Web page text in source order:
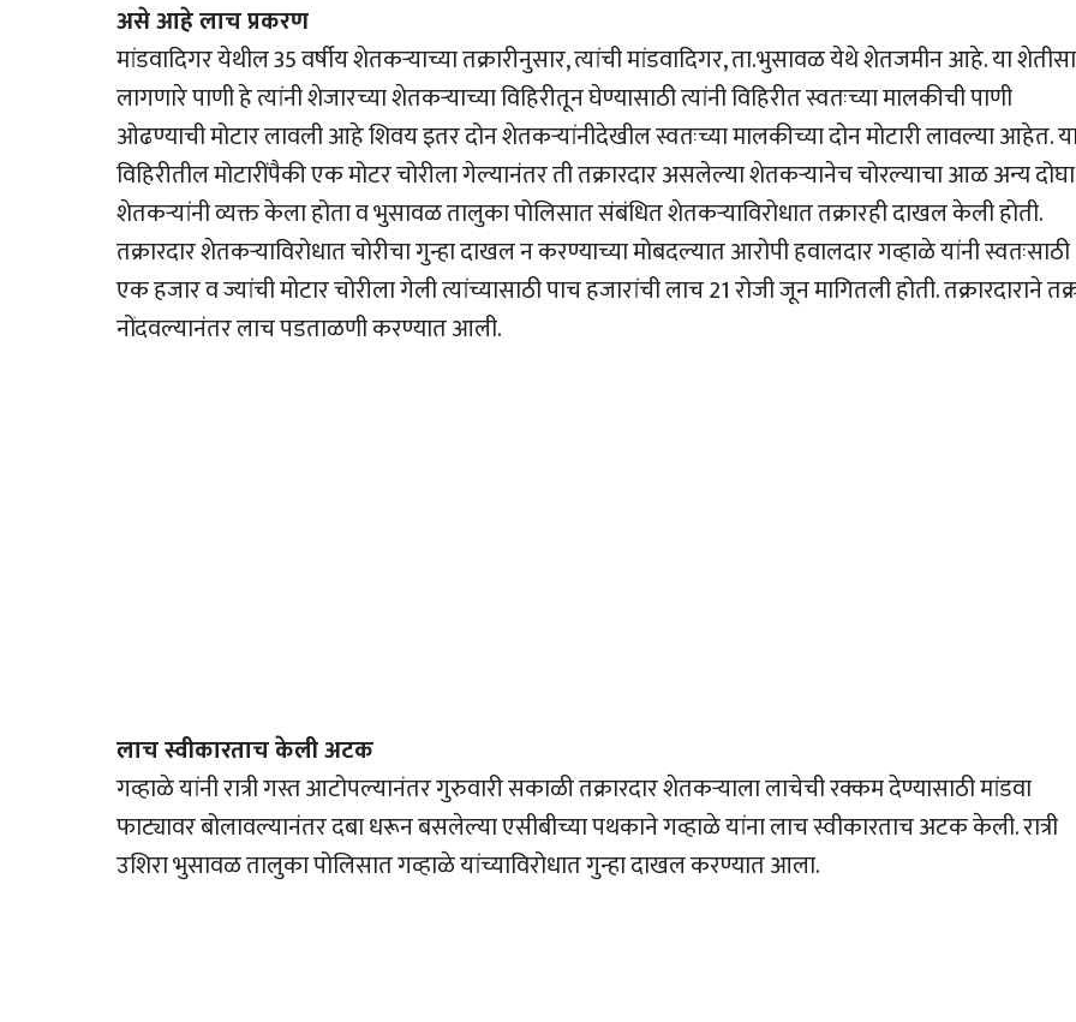
असे आहे लाच प्रकरण
मांडवादिगर येथील 35 वर्षीय शेतकर्‍याच्या तक्रारीनुसार, त्यांची मांडवादिगर, ता.भुसावळ येथे शेतजमीन आहे. या
लागणारे पाणी हे त्यांनी शेजारच्या शेतकर्‍याच्या विहिरीतून घेण्यासाठी त्यांनी विहिरीत स्वतःच्या मालकीची पाणी
ओढण्याची मोटार लावली आहे शिवय इतर दोन शेतकर्‍यांनीदेखील स्वतःच्या मालकीच्या दोन मोटारी लावल्या आहेत.
विहिरीतील मोटारींपैकी एक मोटर चोरीला गेल्यानंतर ती तक्रारदार असलेल्या शेतकर्‍यानेच चोरल्याचा आळ अन्य दोघा
शेतकर्‍यांनी व्यक्त केला होता व भुसावळ तालुका पोलिसात संबंधित शेतकर्‍याविरोधात तक्रारही दाखल केली होती.
तक्रारदार शेतकर्‍याविरोधात चोरीचा गुन्हा दाखल न करण्याच्या मोबदल्यात आरोपी हवालदार गव्हाळे यांनी स्वतःसाठी
एक हजार व ज्यांची मोटार चोरीला गेली त्यांच्यासाठी पाच हजारांची लाच 21 रोजी जून मागितली होती. तक्रारदाराने
नोंदवल्यानंतर लाच पडताळणी करण्यात आली.
लाच स्वीकारताच केली अटक
गव्हाळे यांनी रात्री गस्त आटोपल्यानंतर गुरुवारी सकाळी तक्रारदार शेतकर्‍याला लाचेची रक्कम देण्यासाठी मांडवा
फाट्यावर बोलावल्यानंतर दबा धरून बसलेल्या एसीबीच्या पथकाने गव्हाळे यांना लाच स्वीकारताच अटक केली. रात्री
उशिरा भुसावळ तालुका पोलिसात गव्हाळे यांच्याविरोधात गुन्हा दाखल करण्यात आला.